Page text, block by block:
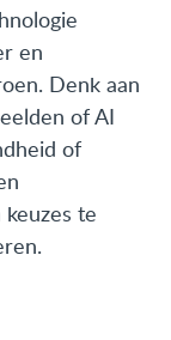
en
Denk aan
of AI
of
te